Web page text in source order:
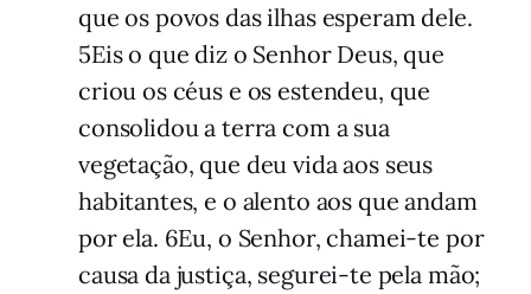
que os povos das ilhas esperam dele.
5Eis o que diz o Senhor Deus, que
criou os céus e os estendeu, que
consolidou a terra com a sua
vegetação, que deu vida aos seus
habitantes, e o alento aos que andam
por ela. 6Eu, o Senhor, chamei-te por
causa da justiça, segurei-te pela mão;